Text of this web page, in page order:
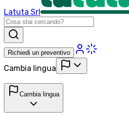
Latuta Srl
Richiedi un preventivo
Cambia lingua
Cambia lingua